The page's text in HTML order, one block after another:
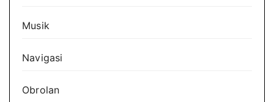
Musik
Navigasi
Obrolan